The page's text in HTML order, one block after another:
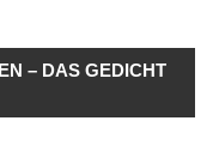
– DAS GEDICHT